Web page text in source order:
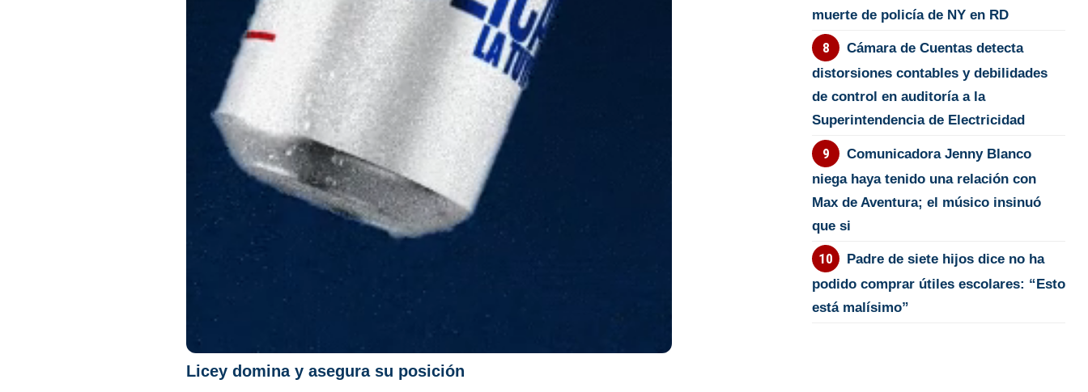
Licey domina y asegura su posición
muerte de policía de NY en RD
Cámara de Cuentas detecta
distorsiones contables y debilidades
de control en auditoría a la
Superintendencia de Electricidad
Comunicadora Jenny Blanco
niega haya tenido una relación con
Max de Aventura; el músico insinuó
que si
Padre de siete hijos dice no ha
podido comprar útiles escolares: “Esto
está malísimo”